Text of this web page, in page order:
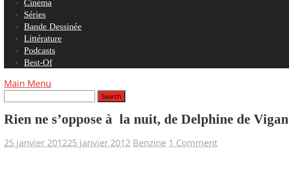
Cinéma
Séries
Bande Dessinée
Littérature
Podcasts
Best-Of
Main Menu
Rien ne s’oppose à la nuit, de Delphine de Vigan
25 janvier 201225 janvier 2012 Benzine 1 Comment